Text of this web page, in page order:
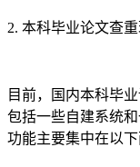
2. 本科毕业论文查
目前，国内本科毕
包括一些自建系统
功能主要集中在以下